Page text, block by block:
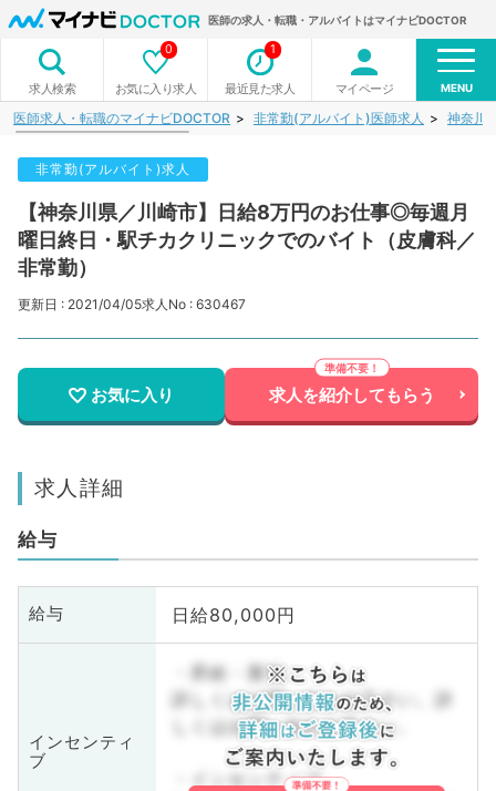
医師の求人・転職・アルバイトはマイナビDOCTOR
求人検索 お気に入り求人
0
最近見た求人
1
マイページ MENU
医師求人・転職のマイナビDOCTOR 非常勤(アルバイト)医師求人 神奈川
非常勤(アルバイト)求人
【神奈川県／川崎市】日給8万円のお仕事◎毎週月
曜日終日・駅チカクリニックでのバイト（皮膚科／
非常勤）
更新日 : 2021/04/05求人No : 630467
お気に入り 求人を紹介してもらう
求人詳細
給与
給与 日給80,000円
インセンティ
ブ
・昇給・賞与
詳しくはお問い合わせ下さい。詳
しくはお問い合わせ下さい。
・インセンティブ